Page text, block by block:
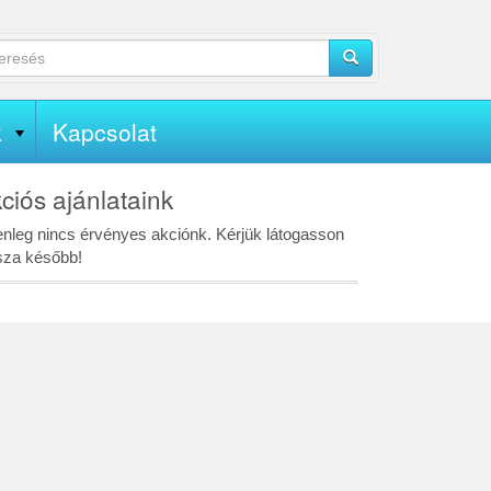
Keresés
Kapcsolat
ajánlataink
nincs érvényes akciónk. Kérjük látogasson
később!